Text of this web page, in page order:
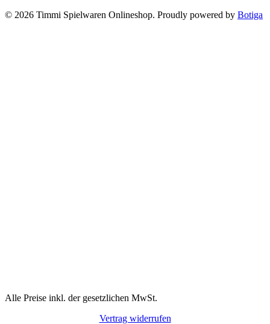
© 2026 Timmi Spielwaren Onlineshop. Proudly powered by Botiga
Alle Preise inkl. der gesetzlichen MwSt.
Vertrag widerrufen